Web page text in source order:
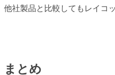
他社製品と比較してもレイコ
まとめ